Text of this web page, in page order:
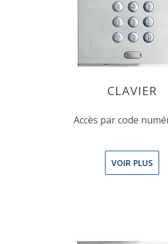
CLAVIER
Accès par code
VOIR PLUS